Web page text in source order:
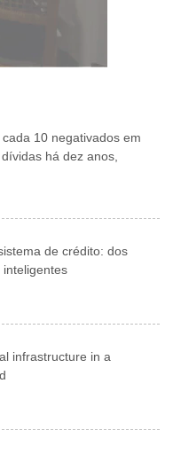
10 negativados em
há dez anos,
de crédito: dos
infrastructure in a